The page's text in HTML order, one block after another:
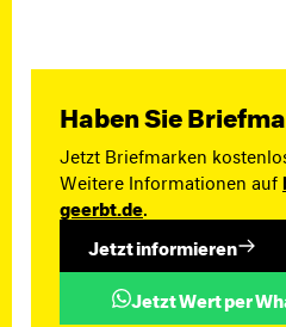
Haben Sie
Jetzt Briefmarken
Weitere Informationen auf
geerbt.de
Jetzt informieren
Jetzt Wert per